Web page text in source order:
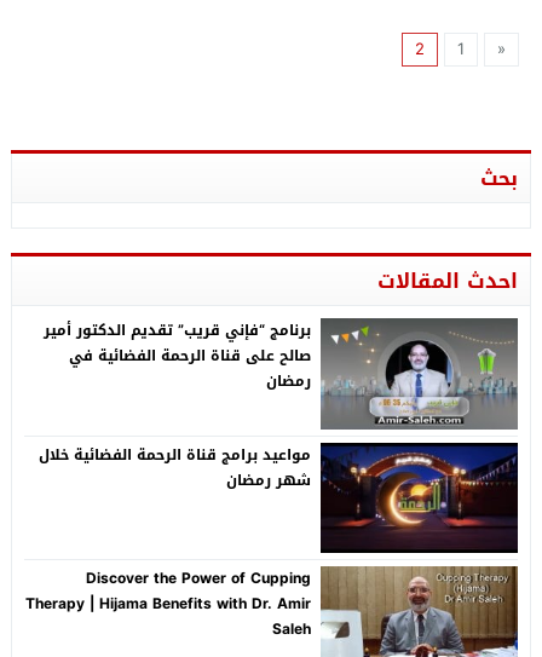
«
1
2
بحث
احدث المقالات
برنامج “فإني قريب” تقديم الدكتور أمير
صالح على قناة الرحمة الفضائية في
رمضان
مواعيد برامج قناة الرحمة الفضائية خلال
شهر رمضان
Discover the Power of Cupping
Therapy | Hijama Benefits with Dr. Amir
Saleh